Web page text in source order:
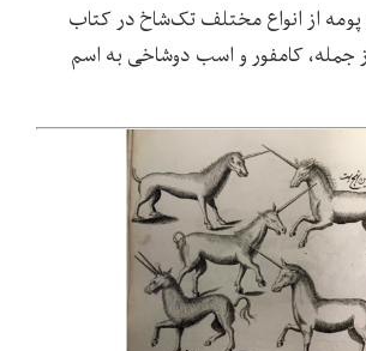
از انواع مختلف تکشاخ در کتاب
کامفور و اسب دوشاخی به اسم